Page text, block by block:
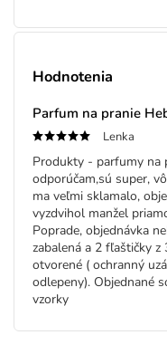
Hodnotenia
Lenka
Produkty - parfumy na
odporúčam,sú super,
ma veľmi sklamalo,
vyzdvihol manžel
Poprade, objednávka
zabalená a 2 fľaštičky z
otvorené ( ochranný
odlepeny). Objednané
vzorky